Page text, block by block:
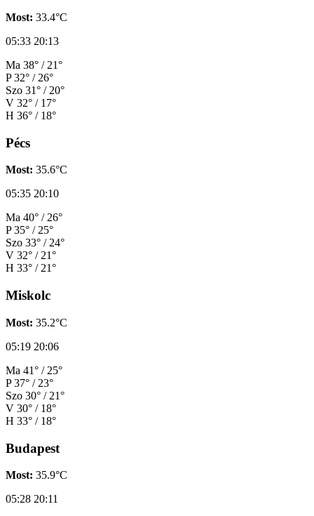
Most: 33.4°C
05:33 20:13
Ma 38° / 21°
P 32° / 26°
Szo 31° / 20°
V 32° / 17°
H 36° / 18°
Pécs
Most: 35.6°C
05:35 20:10
Ma 40° / 26°
P 35° / 25°
Szo 33° / 24°
V 32° / 21°
H 33° / 21°
Miskolc
Most: 35.2°C
05:19 20:06
Ma 41° / 25°
P 37° / 23°
Szo 30° / 21°
V 30° / 18°
H 33° / 18°
Budapest
Most: 35.9°C
05:28 20:11